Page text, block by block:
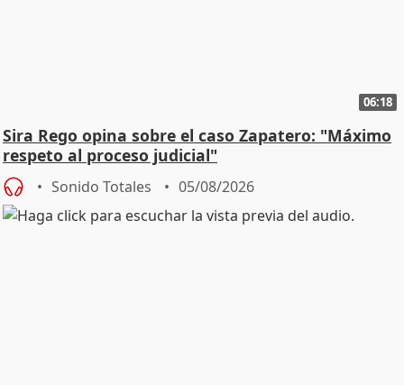
06:18
Sira Rego opina sobre el caso Zapatero: "Máximo
respeto al proceso judicial"
Sonido Totales 05/08/2026